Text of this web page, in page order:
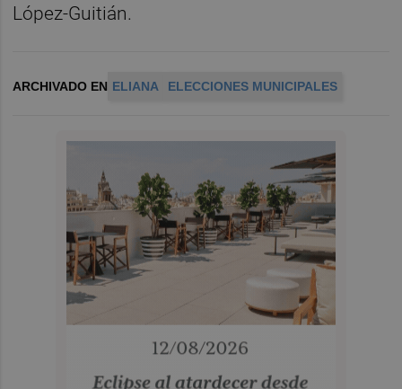
López-Guitián.
ARCHIVADO EN ELIANA ELECCIONES MUNICIPALES